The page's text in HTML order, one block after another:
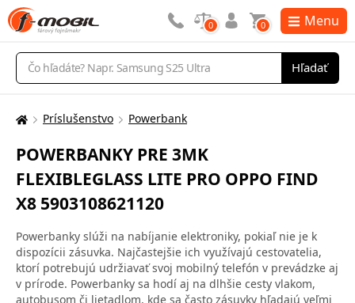
Vyhľadávanie
Hľadať
0 0 Menu
Tu
nachádzate:
Príslušenstvo Powerbank
POWERBANKY PRE 3MK
FLEXIBLEGLASS LITE PRO OPPO FIND
X8 5903108621120
Powerbanky slúži na nabíjanie elektroniky, pokiaľ nie je k
dispozícii zásuvka. Najčastejšie ich využívajú cestovatelia,
ktorí potrebujú udržiavať svoj mobilný telefón v prevádzke aj
v prírode. Powerbanky sa hodí aj na dlhšie cesty vlakom,
autobusom či lietadlom, kde sa často zásuvky hľadajú veľmi